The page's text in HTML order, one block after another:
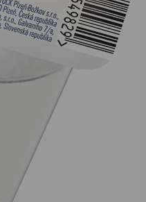
Božkov
mírně lišit.